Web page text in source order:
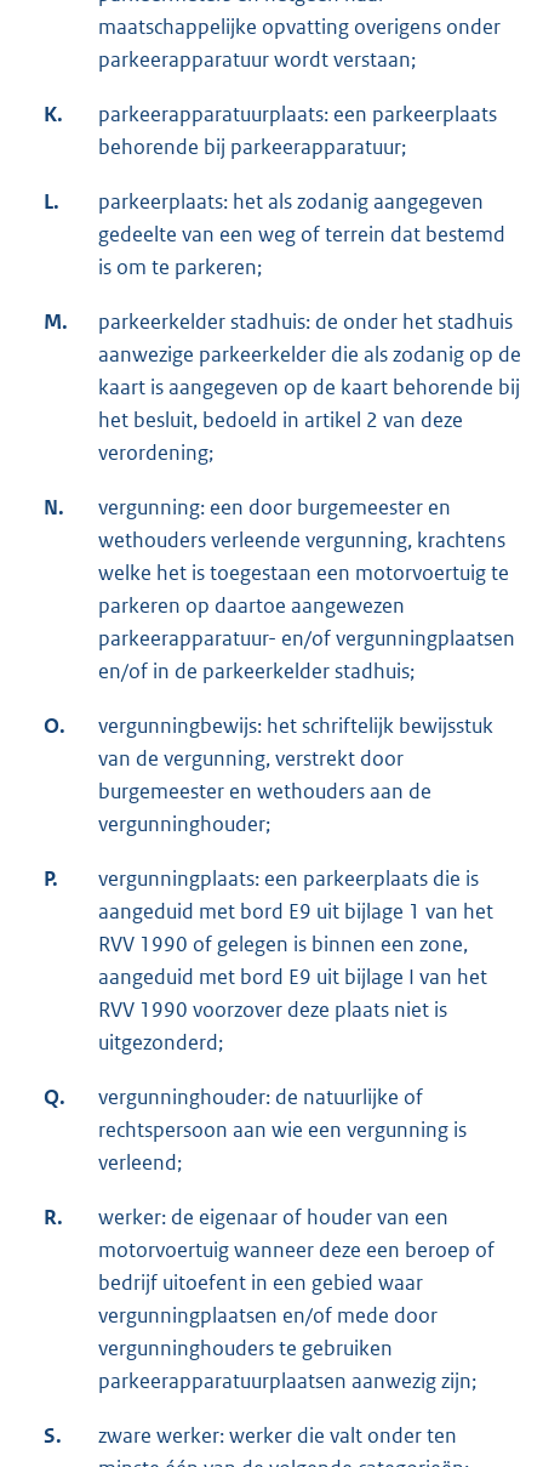
maatschappelijke opvatting overigens onder
parkeerapparatuur wordt verstaan;
K.
parkeerapparatuurplaats: een parkeerplaats
behorende bij parkeerapparatuur;
L.
parkeerplaats: het als zodanig aangegeven
gedeelte van een weg of terrein dat bestemd
is om te parkeren;
M.
parkeerkelder stadhuis: de onder het stadhuis
aanwezige parkeerkelder die als zodanig op de
kaart is aangegeven op de kaart behorende bij
het besluit, bedoeld in artikel 2 van deze
verordening;
N.
vergunning: een door burgemeester en
wethouders verleende vergunning, krachtens
welke het is toegestaan een motorvoertuig te
parkeren op daartoe aangewezen
parkeerapparatuur- en/of vergunningplaatsen
en/of in de parkeerkelder stadhuis;
O.
vergunningbewijs: het schriftelijk bewijsstuk
van de vergunning, verstrekt door
burgemeester en wethouders aan de
vergunninghouder;
P.
vergunningplaats: een parkeerplaats die is
aangeduid met bord E9 uit bijlage 1 van het
RVV 1990 of gelegen is binnen een zone,
aangeduid met bord E9 uit bijlage I van het
RVV 1990 voorzover deze plaats niet is
uitgezonderd;
Q.
vergunninghouder: de natuurlijke of
rechtspersoon aan wie een vergunning is
verleend;
R.
werker: de eigenaar of houder van een
motorvoertuig wanneer deze een beroep of
bedrijf uitoefent in een gebied waar
vergunningplaatsen en/of mede door
vergunninghouders te gebruiken
parkeerapparatuurplaatsen aanwezig zijn;
S.
zware werker: werker die valt onder ten